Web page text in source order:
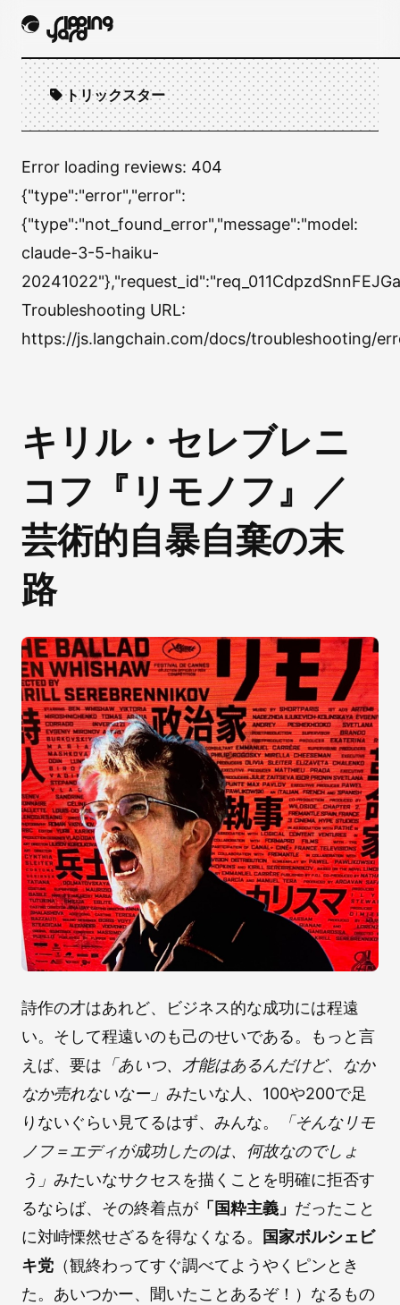
トリックスター
Error loading reviews: 404
{"type":"error","error":
{"type":"not_found_error","message":"model:
claude-3-5-haiku-
Troubleshooting URL:
https://js.langchain.com/docs/troubleshooting/
キリル・セレブレニ
コフ『リモノフ』／
芸術的自暴自棄の末
路
詩作の才はあれど、ビジネス的な成功には程遠
い。そして程遠いのも己のせいである。もっと言
えば、要は 「あいつ、才能はあるんだけど、なか
なか売れないなー」 みたいな人、100や200で足
りないぐらい見てるはず、みんな。
「そんなリモ
ノフ＝エディが成功したのは、何故なのでしょ
う」 みたいなサクセスを描くことを明確に拒否す
るならば、その終着点が 「国粋主義」 だったこと
に対峙慄然せざるを得なくなる。
国家ボルシェビ
キ党 （観終わってすぐ調べてようやくピンとき
た。あいつかー、聞いたことあるぞ！）なるもの